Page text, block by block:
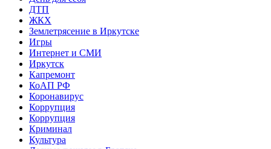
ДТП
ЖКХ
Землетрясение в Иркутске
Игры
Интернет и СМИ
Иркутск
Капремонт
КоАП РФ
Коронавирус
Коррупция
Коррупция
Криминал
Культура